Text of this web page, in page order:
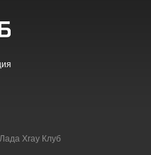
Xray Клуб